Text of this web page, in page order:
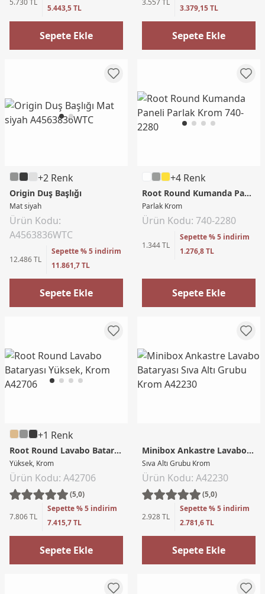
5.443,5 TL
Sepete Ekle
3.379,15 TL
Sepete Ekle
+2 Renk
Origin Duş Başlığı
Mat siyah
Ürün Kodu:
A4563836WTC
12.486 TL
Sepette % 5 indirim
11.861,7 TL
Sepete Ekle
+4 Renk
Root Round Kumanda Paneli
Parlak Krom
Ürün Kodu: 740-2280
1.344 TL
Sepette % 5 indirim
1.276,8 TL
Sepete Ekle
+1 Renk
Root Round Lavabo Bataryası
Yüksek, Krom
Ürün Kodu: A42706
(5,0)
7.806 TL
Sepette % 5 indirim
7.415,7 TL
Sepete Ekle
Minibox Ankastre Lavabo Bataryası
Sıva Altı Grubu Krom
Ürün Kodu: A42230
(5,0)
2.928 TL
Sepette % 5 indirim
2.781,6 TL
Sepete Ekle